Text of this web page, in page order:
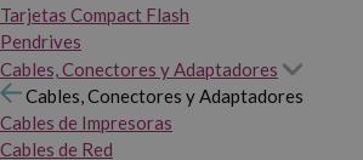
Tarjetas Compact Flash
Pendrives
Cables, Conectores y Adaptadores
Cables, Conectores y Adaptadores
Cables de Impresoras
Cables de Red